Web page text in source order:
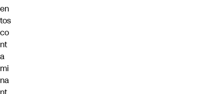
en
tos
co
nt
a
mi
na